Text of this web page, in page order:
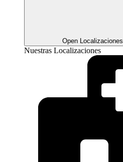
Open Localizaciones
Nuestras Localizaciones